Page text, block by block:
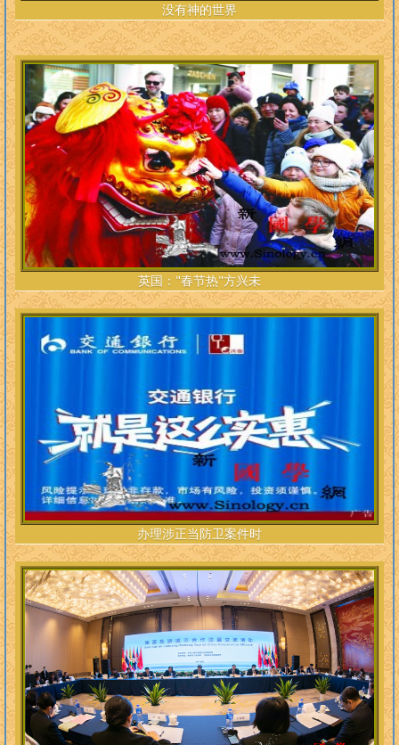
没有神的世界
英国："春节热"方兴未
办理涉正当防卫案件时